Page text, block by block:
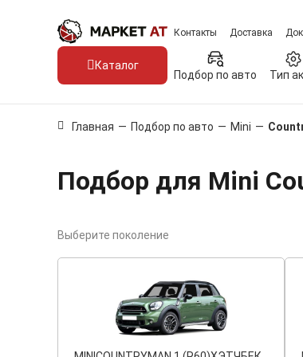
Контакты Доставка
Каталог
Подбор по авто Тип
Главная — Подбор по авто — Mini —
Подбор для Mini
Выберите поколение